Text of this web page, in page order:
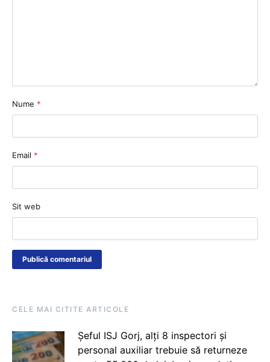
Nume *
Email *
Sit web
CELE MAI CITITE ARTICOLE
Șeful ISJ Gorj, alți 8 inspectori și
personal auxiliar trebuie să returneze